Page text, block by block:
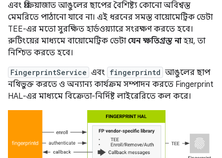
এবং প্রক্রিয়াজাত আঙুলের ছাপের বৈশিষ্ট্য কোনো অবিশ্বস্ত
মেমরিতে পাঠানো যাবে না। এই ধরনের সমস্ত বায়োমেট্রিক ডেটা
TEE-এর মতো সুরক্ষিত হার্ডওয়্যারে সংরক্ষণ করতে হবে।
রুটিংয়ের মাধ্যমে বায়োমেট্রিক ডেটা যেন ক্ষতিগ্রস্ত নাহয়, তা
নিশ্চিত করতে হবে।
FingerprintService এবং fingerprintd আঙুলের ছাপ
নথিভুক্ত করতে ও অন্যান্য কার্যক্রম সম্পাদন করতে Fingerprint
HAL-এর মাধ্যমে বিক্রেতা-নির্দিষ্ট লাইব্রেরিতে কল করে।